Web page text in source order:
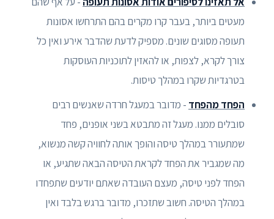
מעטים ביותר, בעבר קרו מקרים בהם התרחשו אסונות
תעופה מסוגים שונים. מספיק לדעת שהדבר אירע ואין כל
צורך לקרא, לצפות, או להאזין לתוכניות העוסקות
בטרגדיות שקרו במהלך טיסות.
הפחד מהפחד - מדובר במעגל חרדה שאנשים רבים
סובלים ממנו. מעגל זה מתבטא בשני אופנים, פחד
שמתעורר במהלך טיסה והופך אותה לחוויה קשה מנשוא,
מה שמגביר את הפחד לקראת הטיסה הבאה שתגיע, או
הפחד לפני טיסה, מעצם העובדה שאתם יודעים שתפחדו
במהלך הטיסה. חשוב שתזכרו, מדובר ברגש בלבד ואין